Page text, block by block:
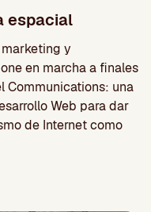
espacial
y
en marcha a finales
Communications: una
Web para dar
de Internet como